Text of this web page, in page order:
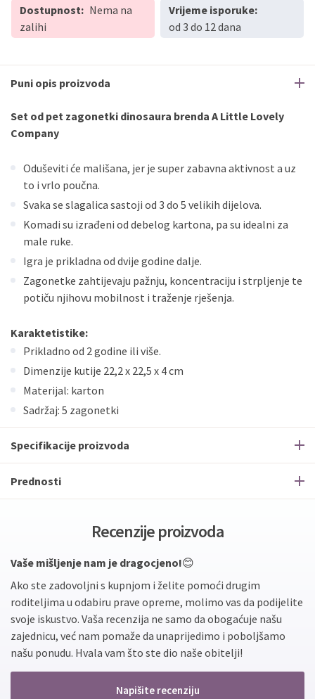
Dostupnost: Nema na
zalihi
Vrijeme isporuke:
od 3 do 12 dana
Puni opis proizvoda
Set od pet zagonetki dinosaura brenda A Little Lovely
Company
Oduševiti će mališana, jer je super zabavna aktivnost a uz
to i vrlo poučna.
Svaka se slagalica sastoji od 3 do 5 velikih dijelova.
Komadi su izrađeni od debelog kartona, pa su idealni za
male ruke.
Igra je prikladna od dvije godine dalje.
Zagonetke zahtijevaju pažnju, koncentraciju i strpljenje te
potiču njihovu mobilnost i traženje rješenja.
Karaktetistike:
Prikladno od 2 godine ili više.
Dimenzije kutije 22,2 x 22,5 x 4 cm
Materijal: karton
Sadržaj: 5 zagonetki
Specifikacije proizvoda
Prednosti
Recenzije proizvoda
Vaše mišljenje nam je dragocjeno!😊
Ako ste zadovoljni s kupnjom i želite pomoći drugim
roditeljima u odabiru prave opreme, molimo vas da podijelite
svoje iskustvo. Vaša recenzija ne samo da obogaćuje našu
zajednicu, već nam pomaže da unaprijedimo i poboljšamo
našu ponudu. Hvala vam što ste dio naše obitelji!
Napišite recenziju